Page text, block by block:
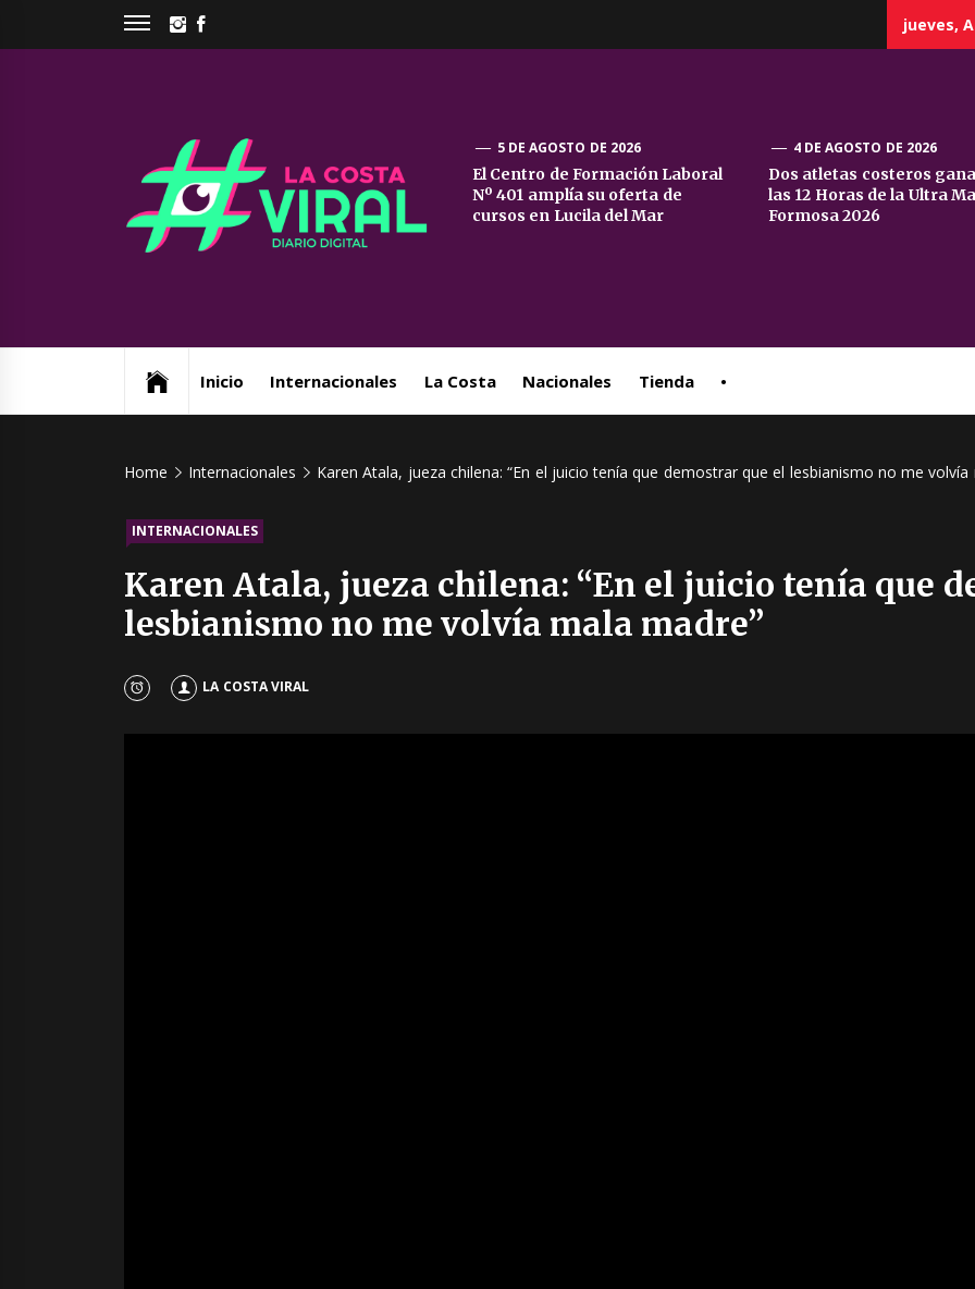
INSTAGRAM
jueves,
La
Costa
5 DE AGOSTO DE 2026
El Centro de Formación Laboral
Nº 401 amplía su oferta de
cursos en Lucila del Mar
4 DE AGOSTO DE 2026
Dos atletas costeros
las 12 Horas de la Ultra
Formosa 2026
Inicio Internacionales La Costa Nacionales Tienda •
Home Internacionales Karen Atala, jueza chilena: “En el juicio tenía que demostrar que el lesbianismo no me volvía
INTERNACIONALES
Karen Atala, jueza chilena: “En el juicio tenía que
lesbianismo no me volvía mala madre”
LA COSTA VIRAL